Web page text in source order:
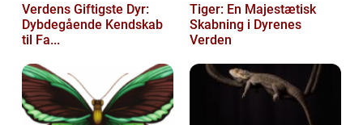
Verdens Giftigste Dyr:
Dybdegående Kendskab
til Fa...
Tiger: En Majestætisk
Skabning i Dyrenes
Verden